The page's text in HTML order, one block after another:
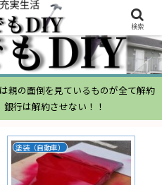
親の面倒を見ているものが全て解約
行は解約させない！！
塗装（自動車）
検索